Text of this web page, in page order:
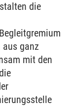
die
aus ganz
mit den